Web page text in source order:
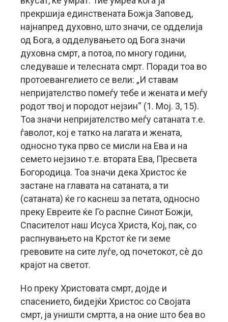
прекршија единствената Божја Заповед,
најнапред духовно, што значи, се одделија
од Бога, а одделувањето од Бога значи
духовна смрт, а потоа, по многу години,
следуваше и телесната смрт. Поради тоа во
протоевангелието се вели: „И ставам
непријателство помеѓу тебе и жената и меѓу
родот твој и породот нејзин“ (1. Мој. 3, 15).
Тоа значи непријателство меѓу сатаната т.е.
ѓаволот, кој е татко на лагата и жената,
односно тука прво се мисли на Ева и на
семето нејзино т.е. втората Ева, Пресвета
Богородица. Тоа значи дека Христос ќе
застане на главата на сатаната, а ти
(сатаната) ќе го каснеш за петата, односно
преку Евреите ќе Го распне Синот Божји,
Спасителот наш Исуса Христа, Кој, пак, со
распнувањето на Крстот ќе ги земе
гревовите на сите луѓе, од почетокот, сè до
крајот на светот.
Но преку Христовата смрт, дојде и
спасението, бидејќи Христос со Својата
смрт, ја уништи смртта, а на оние што беа во